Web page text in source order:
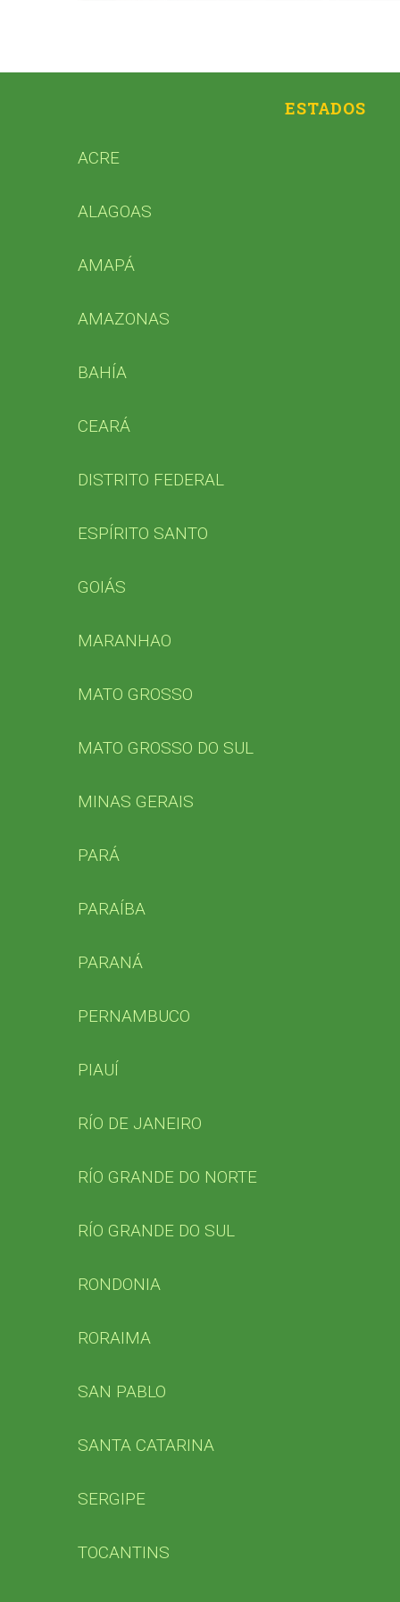
ESTADOS
ACRE
ALAGOAS
AMAPÁ
AMAZONAS
BAHÍA
CEARÁ
DISTRITO FEDERAL
ESPÍRITO SANTO
GOIÁS
MARANHAO
MATO GROSSO
MATO GROSSO DO SUL
MINAS GERAIS
PARÁ
PARAÍBA
PARANÁ
PERNAMBUCO
PIAUÍ
RÍO DE JANEIRO
RÍO GRANDE DO NORTE
RÍO GRANDE DO SUL
RONDONIA
RORAIMA
SAN PABLO
SANTA CATARINA
SERGIPE
TOCANTINS
r